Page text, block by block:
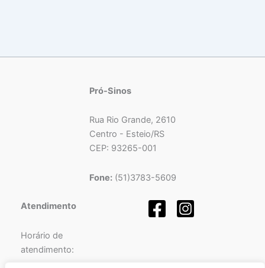
Pró-Sinos
Rua Rio Grande, 2610
Centro - Esteio/RS
CEP: 93265-001
Fone:(51)3783-5609
Atendimento
Horário de
atendimento: